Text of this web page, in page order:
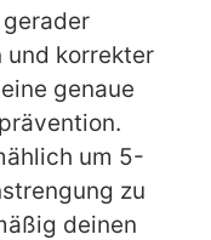
und korrekter
genaue
um 5-
zu
deinen